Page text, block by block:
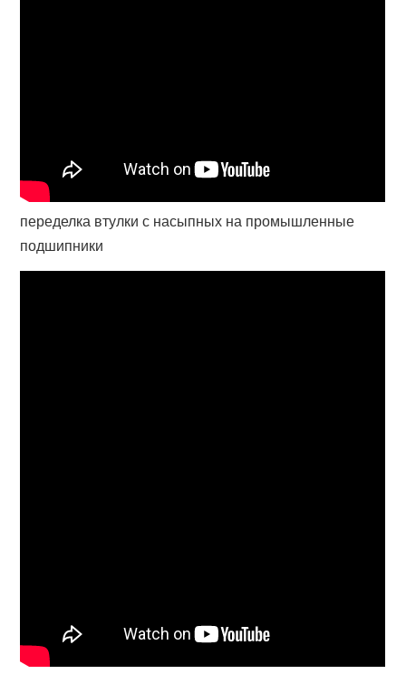
переделка втулки с насыпных на промышленные
подшипники